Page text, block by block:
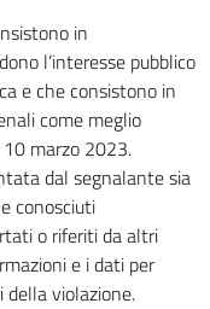
in
l’interesse pubblico
e che consistono in
come meglio
marzo 2023.
dal segnalante sia
conosciuti
o riferiti da altri
e i dati per
violazione.